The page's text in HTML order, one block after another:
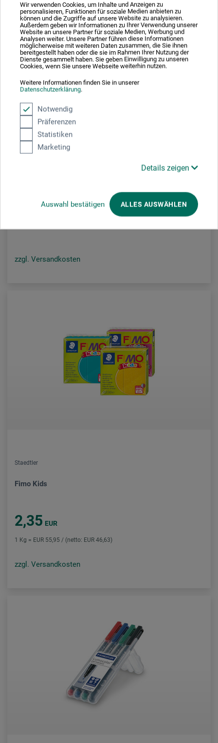
Wir verwenden Cookies, um Inhalte und Anzeigen zu
personalisieren, Funktionen für soziale Medien anbieten zu
können und die Zugriffe auf unsere Website zu analysieren.
Außerdem geben wir Informationen zu Ihrer Verwendung unserer
Website an unsere Partner für soziale Medien, Werbung und
Analysen weiter. Unsere Partner führen diese Informationen
möglicherweise mit weiteren Daten zusammen, die Sie ihnen
bereitgestellt haben oder die sie im Rahmen Ihrer Nutzung der
Dienste gesammelt haben. Sie geben Einwilligung zu unseren
Cookies, wenn Sie unsere Webseite weiterhin nutzen.
Weitere Informationen finden Sie in unserer
Datenschutzerklärung.
Notwendig
Präferenzen
Statistiken
Marketing
Details zeigen
Auswahl bestätigen ALLES AUSWÄHLEN
zzgl. Versandkosten
Staedtler
Fimo Kids
2,35 EUR
1 Kg = EUR 55,95 / (netto: EUR 46,63)
zzgl. Versandkosten